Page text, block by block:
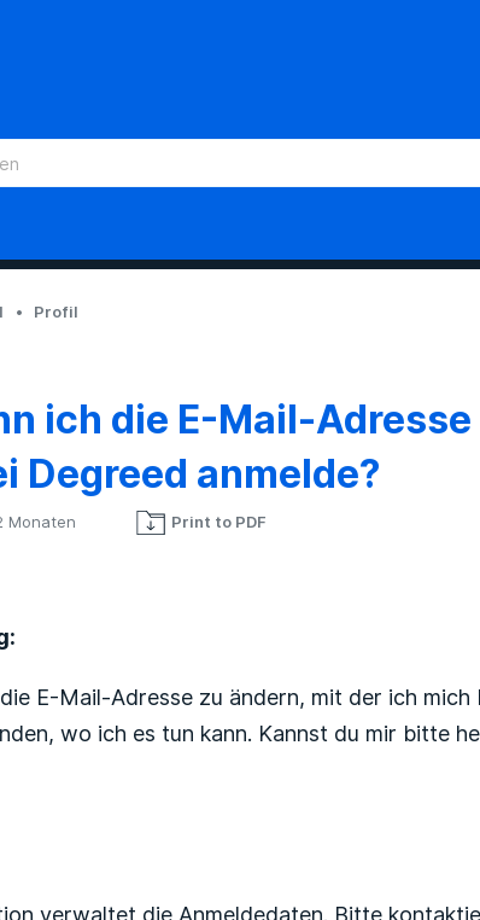
Profil
ich die E-Mail-
Degreed anmelde?
Monaten Print to PDF
E-Mail-Adresse zu ändern, mit der ich
wo ich es tun kann. Kannst du mir bitte
verwaltet die Anmeldedaten. Bitte